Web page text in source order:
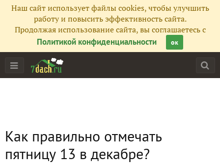
Наш сайт использует файлы cookies, чтобы улучшить
работу и повысить эффективность сайта.
Продолжая использование сайта, вы соглашаетесь с
Политикой конфиденциальности
ок
Как правильно отмечать
пятницу 13 в декабре?